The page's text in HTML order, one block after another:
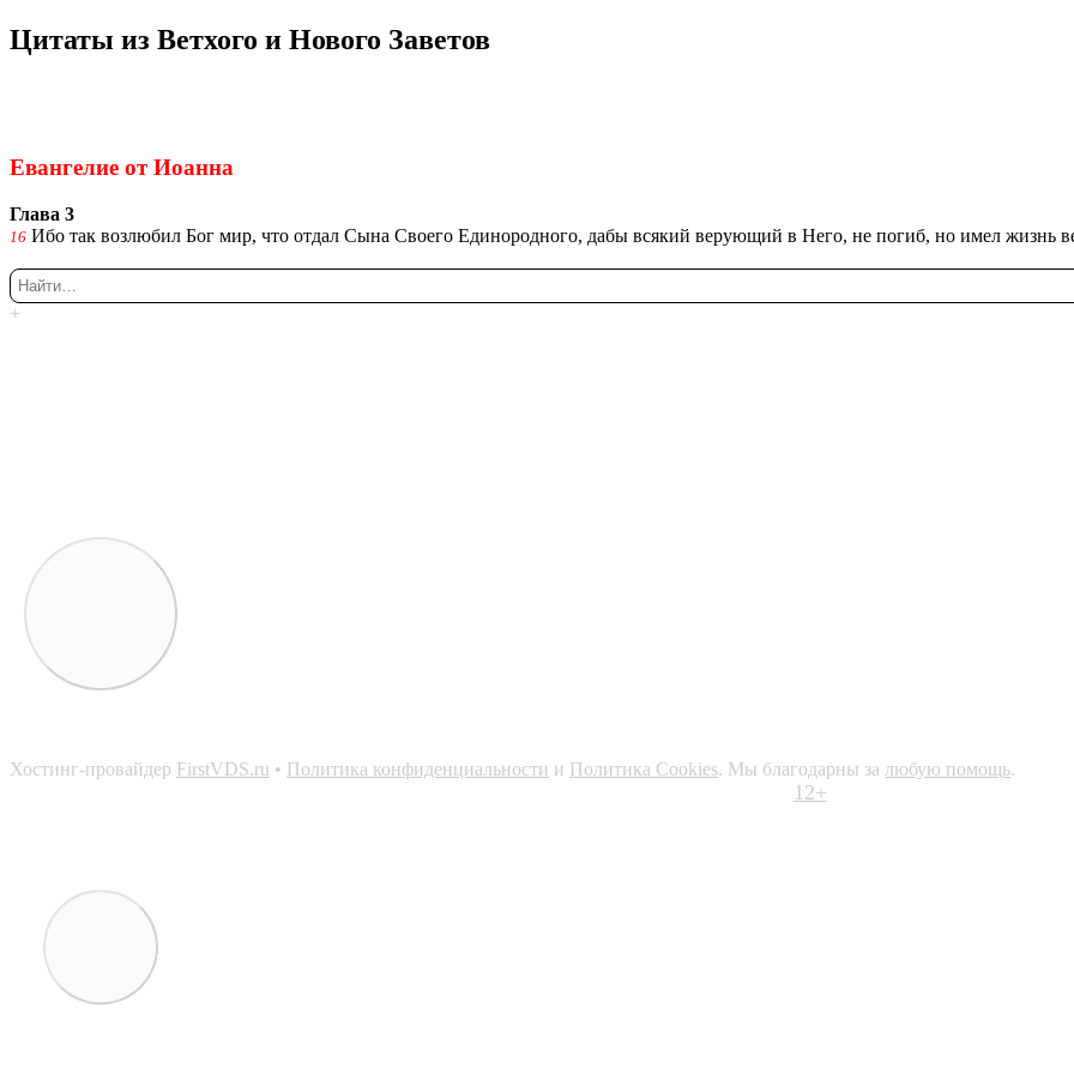
Ки́рие эле́йсон
Ци­та­ты из Вет­хо­го и Но­во­го За­ве­тов
Еван­ге­лие от Иоан­на
Глава 3
16 Ибо так воз­лю­бил Бог мир, что отдал Сына Сво­е­го Еди­но­род­но­го, дабы вся­кий ве­ру­ю­щий в Него, не погиб, но имел жизнь
+
Хостинг-провайдер FirstVDS.ru • Политика конфиденциальности и Политика Cookies. Мы благодарны за любую помощь.
12+